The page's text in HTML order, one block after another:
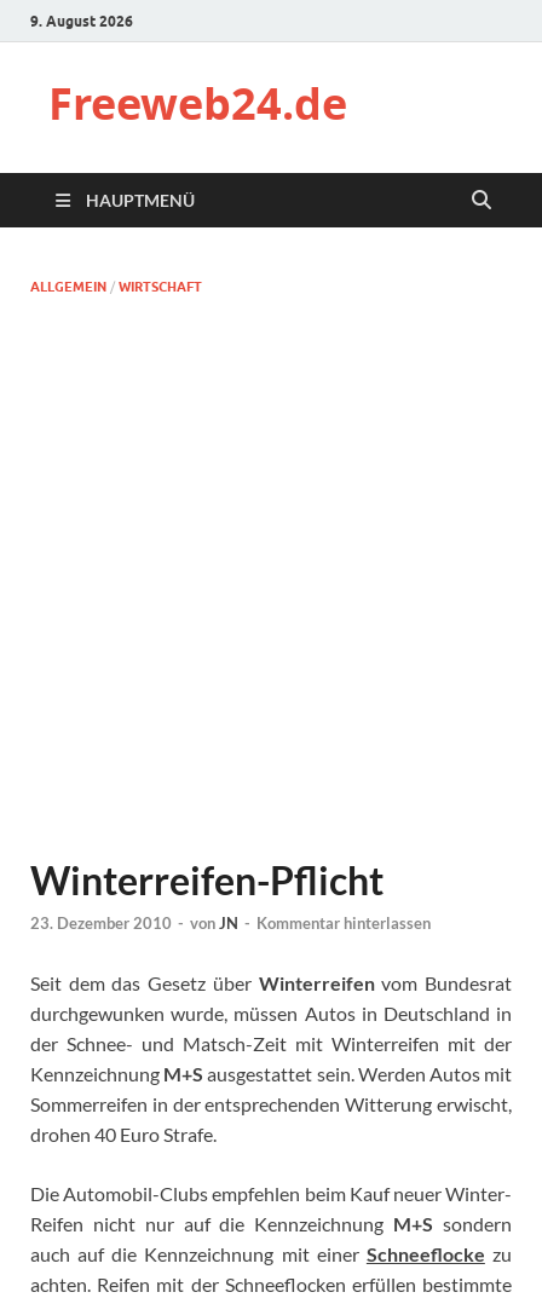
9. August 2026
Freeweb24.de
HAUPTMENÜ
ALLGEMEIN / WIRTSCHAFT
Winterreifen-Pflicht
23. Dezember 2010 - vonJN - Kommentar hinterlassen
Seit dem das Gesetz über Winterreifenvom Bundesrat
durchgewunken wurde, müssen Autos in Deutschland in
der Schnee- und Matsch-Zeit mit Winterreifen mit der
Kennzeichnung M+S ausgestattet sein. Werden Autos mit
Sommerreifen in der entsprechenden Witterung erwischt,
drohen 40 Euro Strafe.
Die Automobil-Clubs empfehlen beim Kauf neuer Winter-
Reifen nicht nur auf die Kennzeichnung M+S sondern
auch auf die Kennzeichnung mit einer Schneeflocke zu
achten. Reifen mit der Schneeflocken erfüllen bestimmte